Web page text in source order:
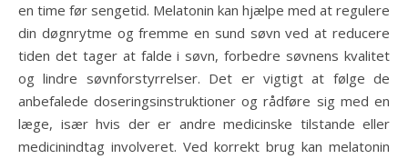
en time før sengetid. Melatonin kan hjælpe med at regulere
din døgnrytme og fremme en sund søvn ved at reducere
tiden det tager at falde i søvn, forbedre søvnens kvalitet
og lindre søvnforstyrrelser. Det er vigtigt at følge de
anbefalede doseringsinstruktioner og rådføre sig med en
læge, især hvis der er andre medicinske tilstande eller
medicinindtag involveret. Ved korrekt brug kan melatonin